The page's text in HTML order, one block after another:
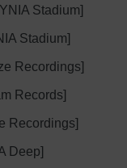
Stadium]
Stadium]
Recordings]
Records]
Recordings]
Deep]